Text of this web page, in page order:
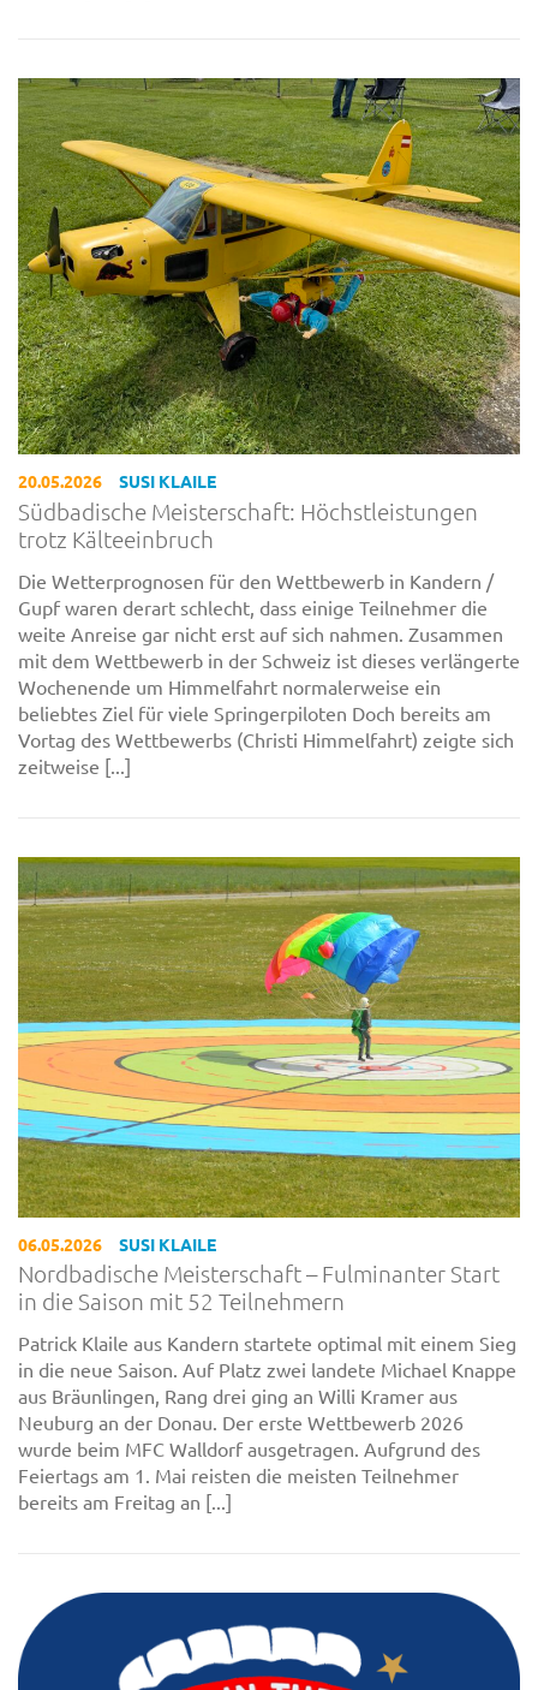
20.05.2026 SUSI KLAILE
Südbadische Meisterschaft: Höchstleistungen
trotz Kälteeinbruch
Die Wetterprognosen für den Wettbewerb in Kandern /
Gupf waren derart schlecht, dass einige Teilnehmer die
weite Anreise gar nicht erst auf sich nahmen. Zusammen
mit dem Wettbewerb in der Schweiz ist dieses verlängerte
Wochenende um Himmelfahrt normalerweise ein
beliebtes Ziel für viele Springerpiloten Doch bereits am
Vortag des Wettbewerbs (Christi Himmelfahrt) zeigte sich
zeitweise [...]
06.05.2026 SUSI KLAILE
Nordbadische Meisterschaft – Fulminanter Start
in die Saison mit 52 Teilnehmern
Patrick Klaile aus Kandern startete optimal mit einem Sieg
in die neue Saison. Auf Platz zwei landete Michael Knappe
aus Bräunlingen, Rang drei ging an Willi Kramer aus
Neuburg an der Donau. Der erste Wettbewerb 2026
wurde beim MFC Walldorf ausgetragen. Aufgrund des
Feiertags am 1. Mai reisten die meisten Teilnehmer
bereits am Freitag an [...]